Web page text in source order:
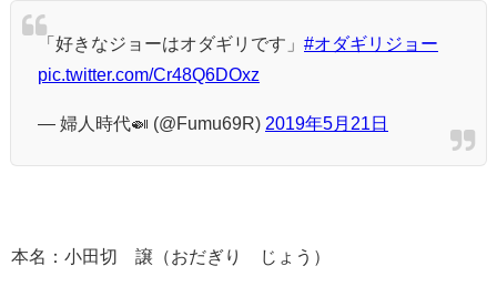
「好きなジョーはオダギリです」 #オダギリジョー
pic.twitter.com/Cr48Q6DOxz
— 婦人時代🍛 (@Fumu69R) 2019年5月21日
本名：小田切 譲（おだぎり じょう）